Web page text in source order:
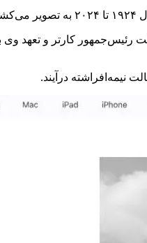
کارتر و تعهد وی